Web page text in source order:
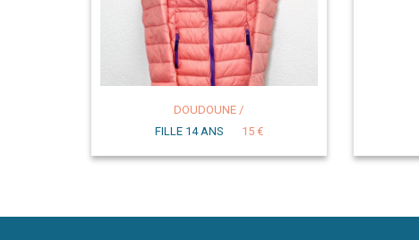
DOUDOUNE /
FILLE 14 ANS
15 €